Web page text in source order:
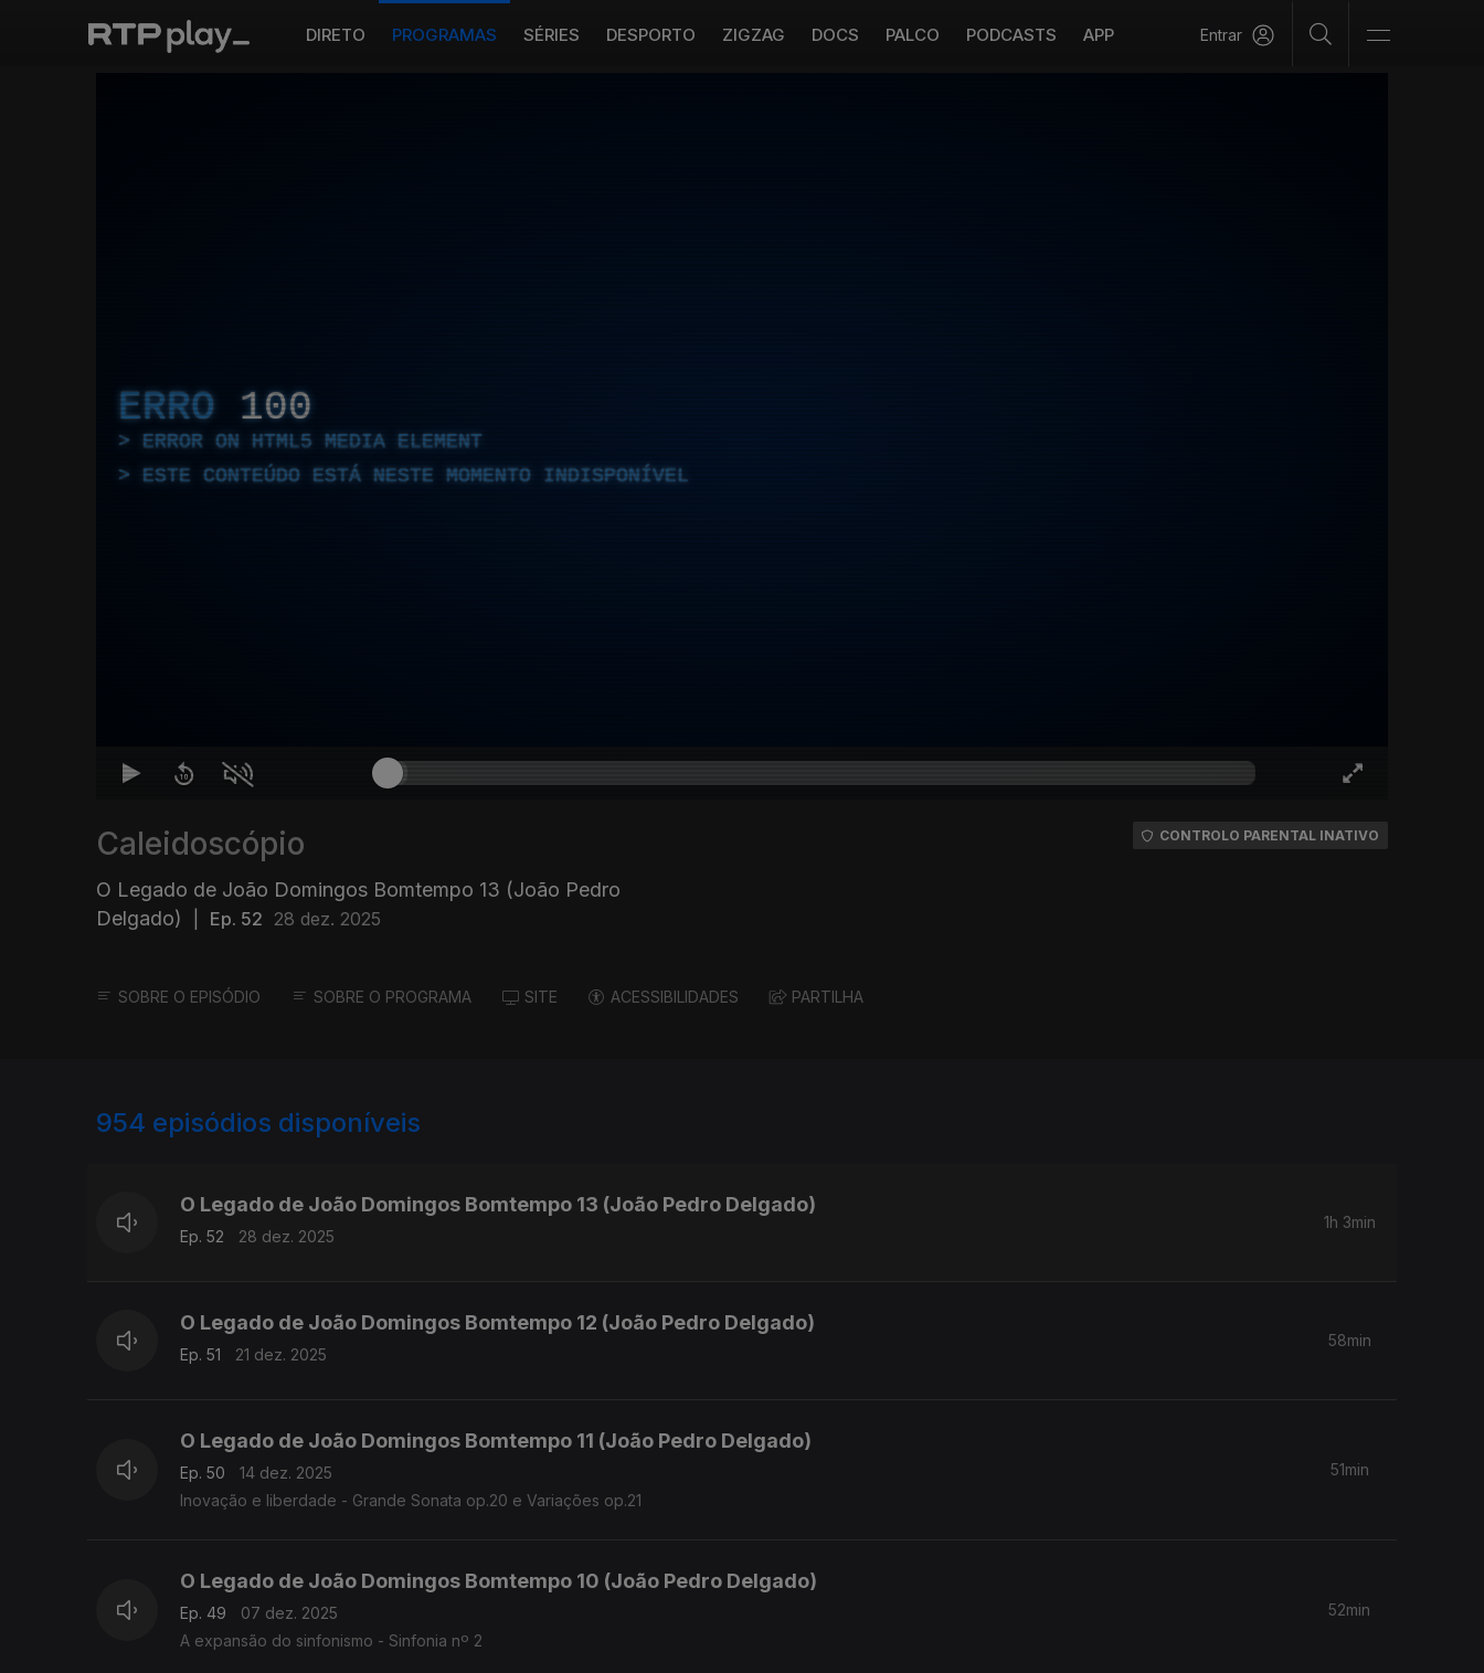
DIRETO PROGRAMAS SÉRIES DESPORTO ZIGZAG DOCS PALCO PODCASTS APP Entrar
ERRO 100
ERROR ON HTML5 MEDIA ELEMENT
ESTE CONTEÚDO ESTÁ NESTE MOMENTO INDISPONÍVEL
Caleidoscópio
O Legado de João Domingos Bomtempo 13 (João Pedro
Delgado)
Ep. 52 28 dez. 2025
CONTROLO PARENTAL INATIVO
SOBRE O EPISÓDIO SOBRE O PROGRAMA SITE ACESSIBILIDADES PARTILHA
954 episódios disponíveis
O Legado de João Domingos Bomtempo 13 (João Pedro Delgado)
Ep. 52 28 dez. 2025
1h 3min
O Legado de João Domingos Bomtempo 12 (João Pedro Delgado)
Ep. 51 21 dez. 2025
58min
O Legado de João Domingos Bomtempo 11 (João Pedro Delgado)
Ep. 50
14 dez. 2025
Inovação e liberdade - Grande Sonata op.20 e Variações op.21
51min
O Legado de João Domingos Bomtempo 10 (João Pedro Delgado)
Ep. 49
07 dez. 2025
A expansão do sinfonismo - Sinfonia nº 2
52min